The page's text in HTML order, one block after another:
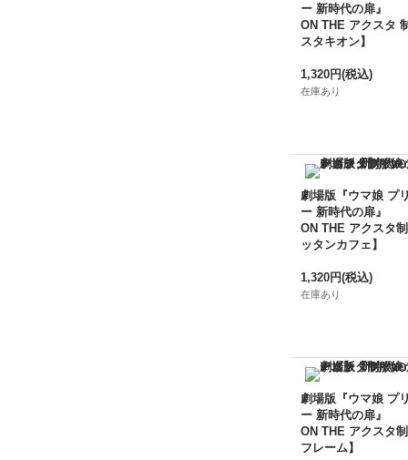
ー 新時代の扉』
ON THE アクスタ
スタキオン】
1,320円(税込)
在庫あり
劇場版『ウマ娘 プ
ー 新時代の扉』
ON THE アクスタ
ッタンカフェ】
1,320円(税込)
在庫あり
劇場版『ウマ娘 プ
ー 新時代の扉』
ON THE アクスタ
フレーム】